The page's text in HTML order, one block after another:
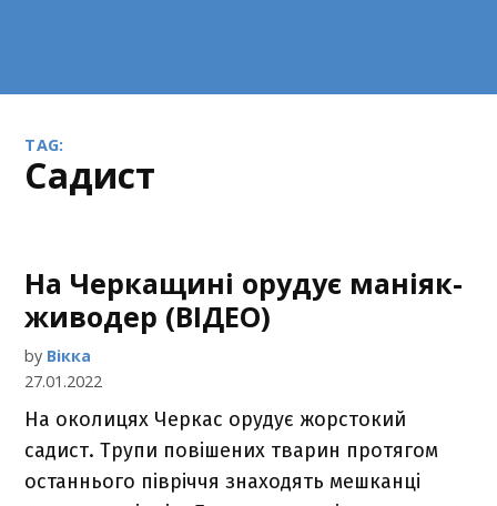
TAG:
садист
На Черкащині орудує маніяк-
живодер (ВІДЕО)
by Вікка
27.01.2022
На околицях Черкас орудує жорстокий
садист. Трупи повішених тварин протягом
останнього півріччя знаходять мешканці